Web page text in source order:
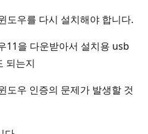
도우를 다시 설치해야 합니다.
11을 다운받아서 설치용 usb
되는지
도우 인증의 문제가 발생할 것